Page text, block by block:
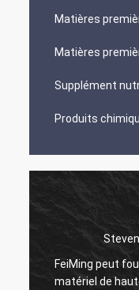
Matières
Matières
Supplément
Produits
FeiMing peut
matériel de